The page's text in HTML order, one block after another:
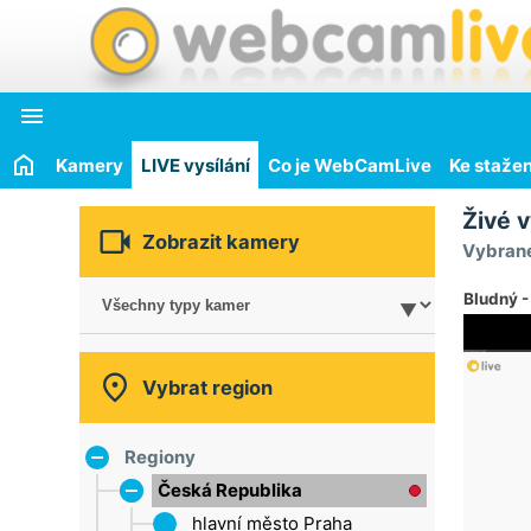

Kamery LIVE vysílání Co je WebCamLive Ke
 Zobrazit kamery
 Vybrat region
Regiony
Česká Republika
hlavní město Praha
Živé
Bludný